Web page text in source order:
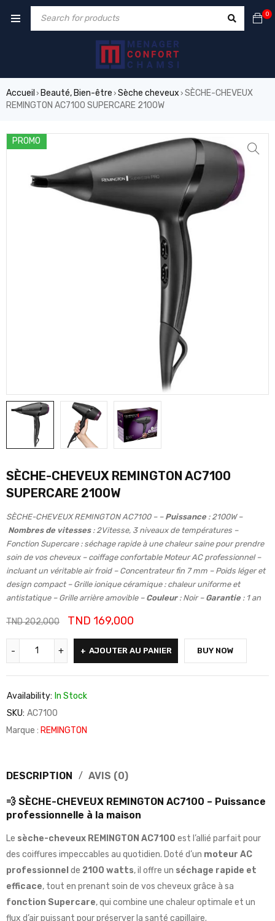
0
Accueil › Beauté, Bien-être › Sèche cheveux › SÈCHE-CHEVEUX
REMINGTON AC7100 SUPERCARE 2100W
PROMO
SÈCHE-CHEVEUX REMINGTON AC7100
SUPERCARE 2100W
SÈCHE-CHEVEUX REMINGTON AC7100 – – Puissance : 2100W –
Nombres de vitesses : 2Vitesse, 3 niveaux de températures –
Fonction Supercare : séchage rapide à une chaleur saine pour prendre
soin de vos cheveux – coiffage confortable Moteur AC professionnel –
incluant un véritable air froid – Concentrateur fin 7 mm – Poids léger et
design compact – Grille ionique céramique : chaleur uniforme et
antistatique – Grille arrière amovible – Couleur : Noir – Garantie : 1 an
TND202,000 TND 169,000
AJOUTER AU PANIER BUY NOW
Availability: In Stock
SKU: AC7100
Marque : REMINGTON
DESCRIPTION AVIS (0)
💨 SÈCHE-CHEVEUX REMINGTON AC7100 – Puissance
professionnelle à la maison
Le sèche-cheveux REMINGTON AC7100 est l’allié parfait pour
des coiffures impeccables au quotidien. Doté d’un moteur AC
professionnel de 2100 watts, il offre un séchage rapide et
efficace, tout en prenant soin de vos cheveux grâce à sa
fonction Supercare, qui combine une chaleur optimale et un
flux d’air puissant pour préserver la santé capillaire.